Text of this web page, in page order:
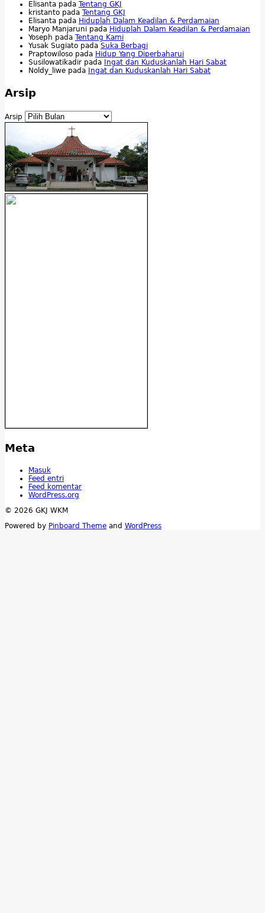
Elisanta pada Tentang GKJ
kristanto pada Tentang GKJ
Elisanta pada Hiduplah Dalam Keadilan & Perdamaian
Maryo Manjaruni pada Hiduplah Dalam Keadilan & Perdamaian
Yoseph pada Tentang Kami
Yusak Sugiato pada Suka Berbagi
Praptowiloso pada Hidup Yang Diperbaharui
Susilowatikadir pada
Ingat dan Kuduskanlah Hari Sabat
Noldy_liwe pada Ingat dan Kuduskanlah Hari Sabat
Arsip
Arsip
Meta
Masuk
Feed entri
Feed komentar
WordPress.org
© 2026 GKJ WKM
Powered by Pinboard Theme and WordPress